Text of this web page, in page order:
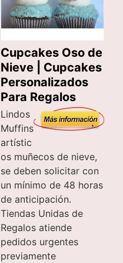
Cupcakes Oso de
Nieve | Cupcakes
Personalizados
Para Regalos
Lindos
Muffins
artístic
os muñecos de nieve,
se deben solicitar con
un mínimo de 48 horas
de anticipación.
Tiendas Unidas de
Regalos atiende
pedidos urgentes
previamente